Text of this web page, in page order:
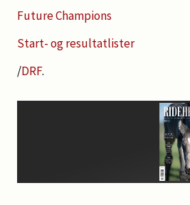
Future Champions
Start- og resultatlister
/DRF.